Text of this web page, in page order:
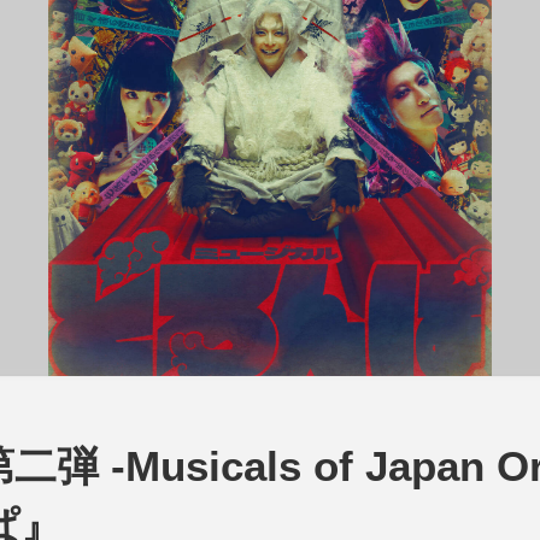
二弾 -Musicals of Japan